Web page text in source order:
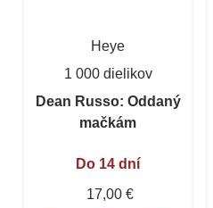
Heye
1 000 dielikov
Dean Russo: Oddaný
mačkám
Do 14 dní
17,00 €